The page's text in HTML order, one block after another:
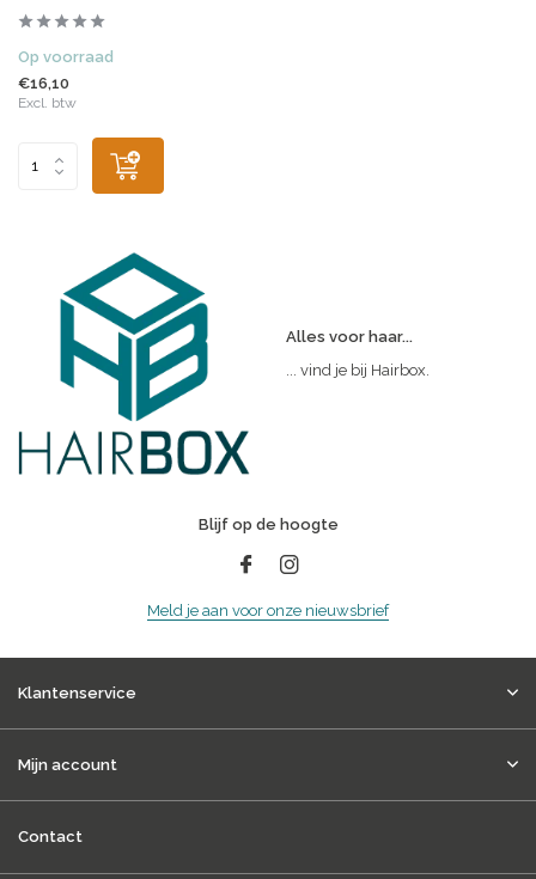
Op voorraad
€16,10
Excl. btw
Alles voor haar...
... vind je bij Hairbox.
Blijf op de hoogte
Meld je aan voor onze nieuwsbrief
Klantenservice
Mijn account
Contact